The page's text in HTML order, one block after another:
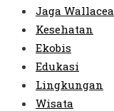
Jaga Wallacea
Kesehatan
Ekobis
Edukasi
Lingkungan
Wisata